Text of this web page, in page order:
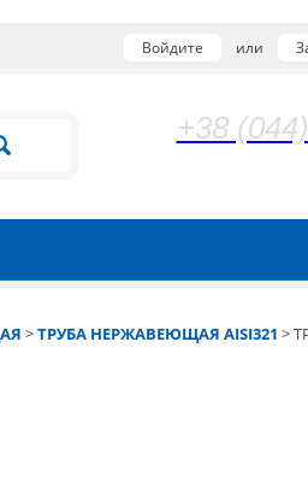
Войдите или
+38 (044)
>ТРУБА НЕРЖАВЕЮЩАЯ AISI321 >